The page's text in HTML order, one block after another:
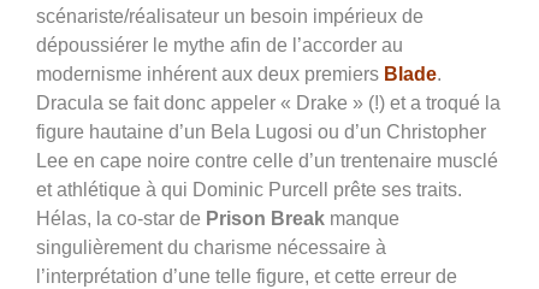
scénariste/réalisateur un besoin impérieux de
dépoussiérer le mythe afin de l’accorder au
modernisme inhérent aux deux premiers Blade.
Dracula se fait donc appeler « Drake » (!) et a troqué la
figure hautaine d’un Bela Lugosi ou d’un Christopher
Lee en cape noire contre celle d’un trentenaire musclé
et athlétique à qui Dominic Purcell prête ses traits.
Hélas, la co-star de Prison Break manque
singulièrement du charisme nécessaire à
l’interprétation d’une telle figure, et cette erreur de